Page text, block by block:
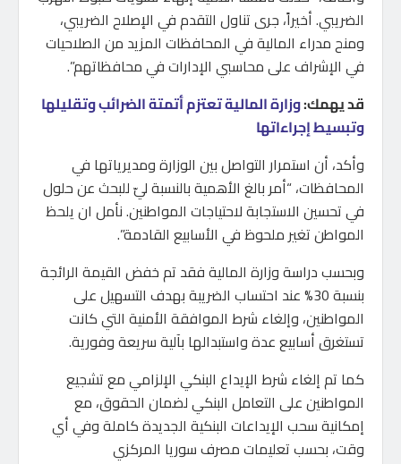
الضريبي. أخيراً، جرى تناول التقدم في الإصلاح الضريبي،
ومنح مدراء المالية في المحافظات المزيد من الصلاحيات
في الإشراف على محاسبي الإدارات في محافظاتهم”.
قد يهمك:وزارة المالية تعتزم أتمتة الضرائب وتقليلها
وتبسيط إجراءاتها
وأكد، أن استمرار التواصل بين الوزارة ومديرياتها في
المحافظات، “أمر بالغ الأهمية بالنسبة ليّ للبحث عن حلول
في تحسين الاستجابة لاحتياجات المواطنين. نأمل ان يلحظ
المواطن تغير ملحوظ في الأسابيع القادمة”.
وبحسب دراسة وزارة المالية فقد تم خفض القيمة الرائجة
بنسبة 30% عند احتساب الضريبة بهدف التسهيل على
المواطنين، وإلغاء شرط الموافقة الأمنية التي كانت
تستغرق أسابيع عدة واستبدالها بآلية سريعة وفورية.
كما تم إلغاء شرط الإيداع البنكي الإلزامي مع تشجيع
المواطنين على التعامل البنكي لضمان الحقوق، مع
إمكانية سحب الإيداعات البنكية الجديدة كاملة وفي أي
وقت، بحسب تعليمات مصرف سوريا المركزي